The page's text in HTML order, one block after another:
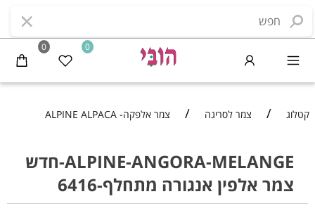
0 0
קטלוג / צמר לסריגה / צמר אלפקה- ALPINE ALPACA
ALPINE-ANGORA-MELANGE-חדש
צמר אלפין אנגורה מתחלף-6416